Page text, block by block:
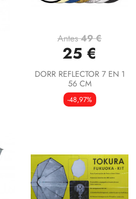
Antes49 €
25 €
DORR REFLECTOR 7 EN 1
56 CM
-48,97%